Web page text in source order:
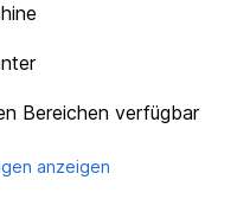
Bereichen verfügbar
anzeigen